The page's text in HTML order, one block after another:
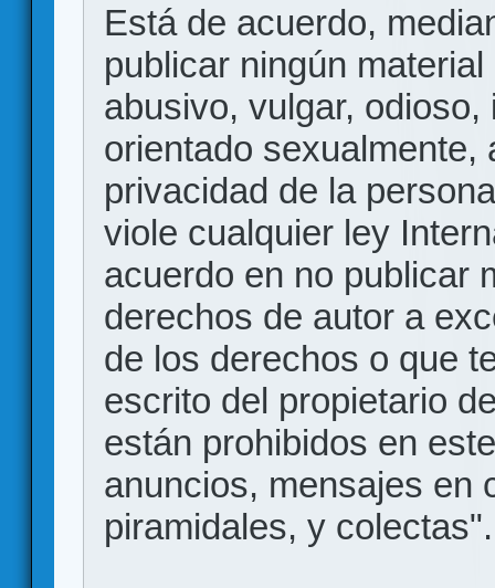
Está de acuerdo,
publicar ningún
abusivo, vulgar,
orientado sexualmente,
privacidad de la
viole cualquier ley
acuerdo en no publicar
derechos de autor a
de los derechos o que
escrito del propietario
están prohibidos en
anuncios, mensajes en
piramidales, y colectas".